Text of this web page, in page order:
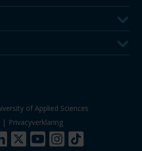
of Applied Sciences
| Privacyverklaring